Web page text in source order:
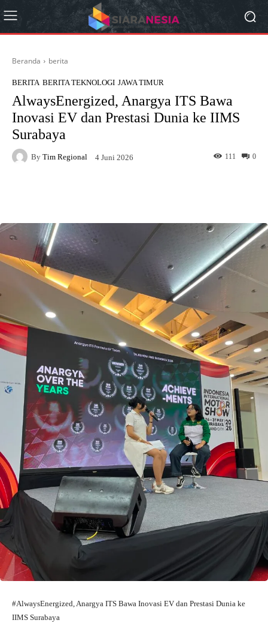
Beranda berita
BERITA BERITA TEKNOLOGI JAWA TIMUR
AlwaysEnergized, Anargya ITS Bawa
Inovasi EV dan Prestasi Dunia ke IIMS
Surabaya
By Tim Regional 4 Juni 2026 0
111
#AlwaysEnergized, Anargya ITS Bawa Inovasi EV dan Prestasi Dunia ke
IIMS Surabaya